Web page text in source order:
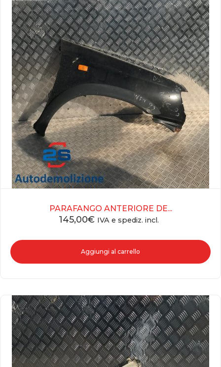
PARAFANGO ANTERIORE DE...
145,00€ IVA e spediz. incl.
Aggiungi al carrello